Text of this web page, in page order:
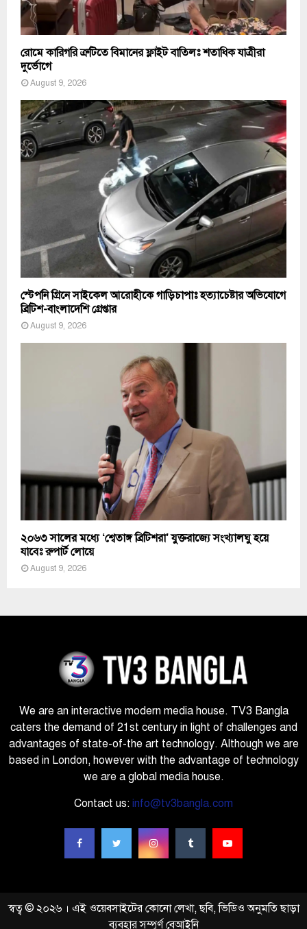
রোমে কারিগরি ত্রুটিতে বিমানের ফ্লাইট বাতিলঃ শতাধিক যাত্রীরা
দুর্ভোগে
August 9, 2026
স্টেপনি গ্রিনে সাইকেল আরোহীকে গাড়িচাপাঃ হত্যাচেষ্টার অভিযোগে
ব্রিটিশ-বাংলাদেশি গ্রেপ্তার
August 9, 2026
২০৬৩ সালের মধ্যে ‘শ্বেতাঙ্গ ব্রিটিশরা’ যুক্তরাজ্যে সংখ্যালঘু হয়ে
যাবেঃ রুপার্ট লোয়ে
August 9, 2026
We are an interactive modern media house. TV3 Bangla
caters the demand of 21st century in light of challenges and
advantages of state-of-the art technology. Although we are
based in London, however with the advantage of technology
we are a global media house.
Contact us: info@tv3bangla.com
স্বত্ব © ২০২৬ । এই ওয়েবসাইটের কোনো লেখা, ছবি, ভিডিও অনুমতি ছাড়া
ব্যবহার সম্পূর্ণ বেআইনি